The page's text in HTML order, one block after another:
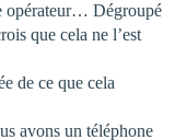
opérateur… Dégroupé
que cela ne l’est
de ce que cela
avons un téléphone